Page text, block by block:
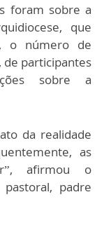
foram sobre a
que
o número de
de participantes
sobre a
da realidade
as
afirmou o
padre